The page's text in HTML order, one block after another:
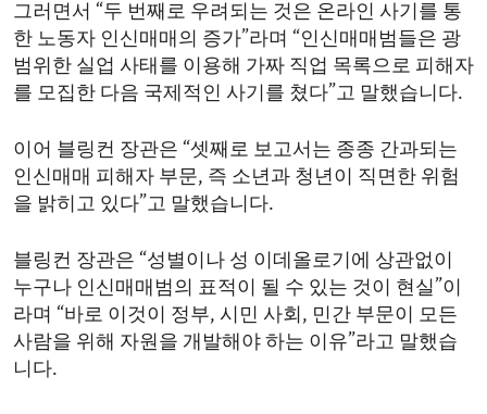
그러면서 “두 번째로 우려되는 것은 온라인 사기를 통
한 노동자 인신매매의 증가”라며 “인신매매범들은 광
범위한 실업 사태를 이용해 가짜 직업 목록으로 피해자
를 모집한 다음 국제적인 사기를 쳤다”고 말했습니다.
이어 블링컨 장관은 “셋째로 보고서는 종종 간과되는
인신매매 피해자 부문, 즉 소년과 청년이 직면한 위험
을 밝히고 있다”고 말했습니다.
블링컨 장관은 “성별이나 성 이데올로기에 상관없이
누구나 인신매매범의 표적이 될 수 있는 것이 현실”이
라며 “바로 이것이 정부, 시민 사회, 민간 부문이 모든
사람을 위해 자원을 개발해야 하는 이유”라고 말했습
니다.